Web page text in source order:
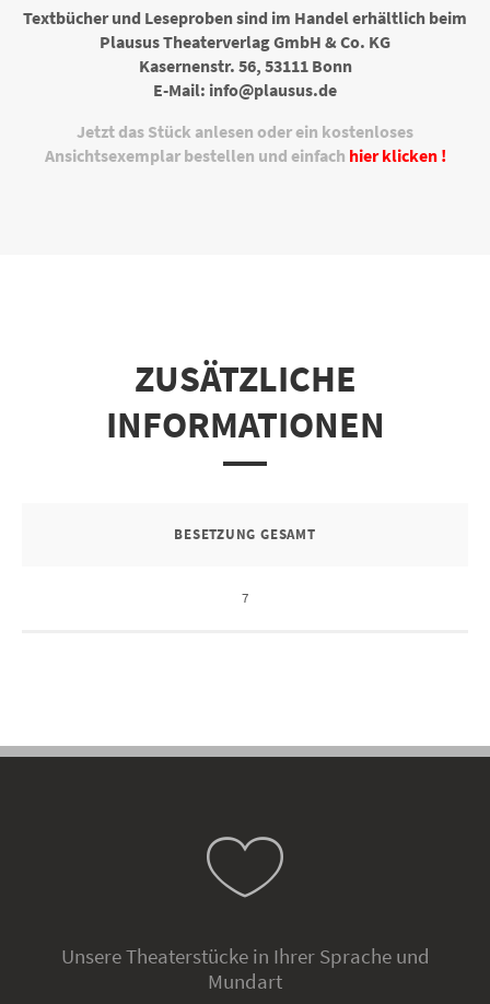
Textbücher und Leseproben sind im Handel erhältlich beim
Plausus Theaterverlag GmbH & Co. KG
Kasernenstr. 56, 53111 Bonn
E-Mail: info@plausus.de
Jetzt das Stück anlesen oder ein kostenloses
Ansichtsexemplar bestellen und einfach hier klicken !
ZUSÄTZLICHE
INFORMATIONEN
BESETZUNG GESAMT
7
Unsere Theaterstücke in Ihrer Sprache und
Mundart